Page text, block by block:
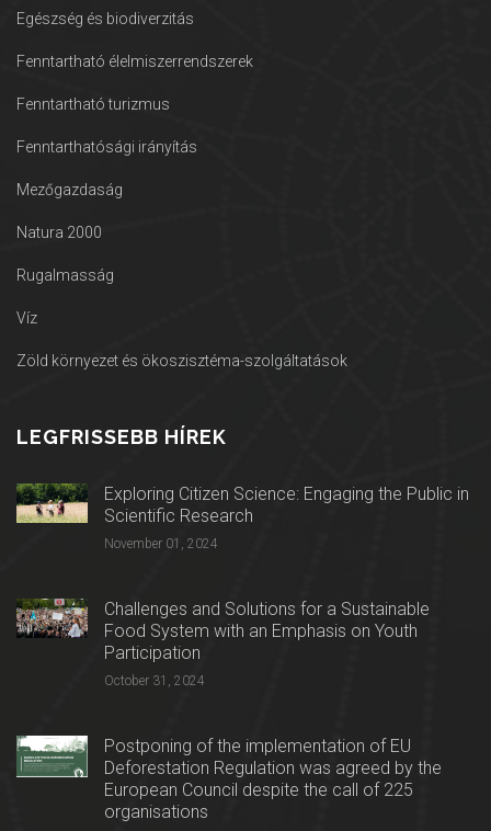
Egészség és biodiverzitás
Fenntartható élelmiszerrendszerek
Fenntartható turizmus
Fenntarthatósági irányítás
Mezőgazdaság
Natura 2000
Rugalmasság
Víz
Zöld környezet és ökoszisztéma-szolgáltatások
LEGFRISSEBB HÍREK
Exploring Citizen Science: Engaging the Public in
Scientific Research
November 01, 2024
Challenges and Solutions for a Sustainable
Food System with an Emphasis on Youth
Participation
October 31, 2024
Postponing of the implementation of EU
Deforestation Regulation was agreed by the
European Council despite the call of 225
organisations